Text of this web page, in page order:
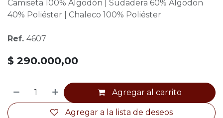
Camiseta 100% Algodón | Sudadera 60% Algodón
40% Poliéster | Chaleco 100% Poliéster
Ref. 4607
$ 290.000,00
Agregar al carrito
Agregar a la lista de deseos